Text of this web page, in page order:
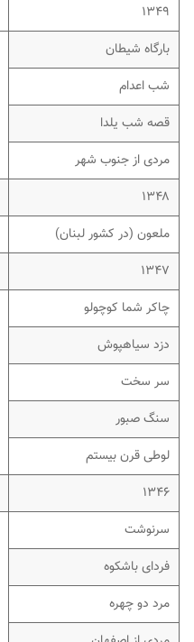
۱۳۴۹
بارگاه شیطان
شب اعدام
قصه شب یلدا
مردی از جنوب شهر
۱۳۴۸
ملعون (در کشور لبنان)
۱۳۴۷
چاکر شما کوچولو
دزد سیاهپوش
سر سخت
سنگ صبور
لوطی قرن بیستم
۱۳۴۶
سرنوشت
فردای باشکوه
مرد دو چهره